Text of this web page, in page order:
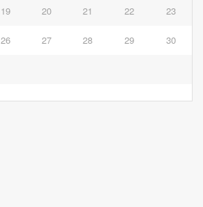
19 20 21 22 23
26 27 28 29 30